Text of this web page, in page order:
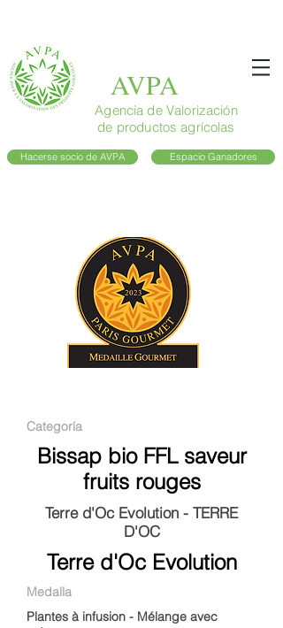
AVPA
Agencia de Valorización
de productos agrícolas
Hacerse socio de AVPA Espacio Ganadores
Categoría
Bissap bio FFL saveur
fruits rouges
Terre d'Oc Evolution - TERRE
D'OC
Terre d'Oc Evolution
Medalla
Plantes à infusion - Mélange avec